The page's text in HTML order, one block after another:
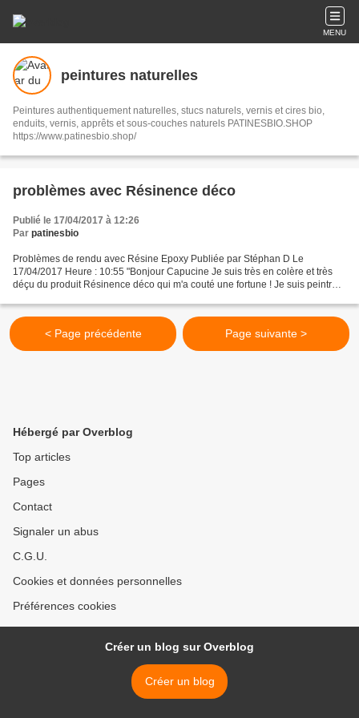
MENU
peintures naturelles
Peintures authentiquement naturelles, stucs naturels, vernis et cires bio,
enduits, vernis, apprêts et sous-couches naturels PATINESBIO.SHOP
https://www.patinesbio.shop/
problèmes avec Résinence déco
Publié le 17/04/2017 à 12:26
Par patinesbio
Problèmes de rendu avec Résine Epoxy Publiée par Stéphan D Le
17/04/2017 Heure : 10:55 "Bonjour Capucine Je suis très en colère et très
déçu du produit Résinence déco qui m'a couté une fortune ! Je suis peintre
< Page précédente Page suivante >
Hébergé par Overblog
Top articles
Pages
Contact
Signaler un abus
C.G.U.
Cookies et données personnelles
Préférences cookies
Créer un blog sur Overblog
Créer un blog